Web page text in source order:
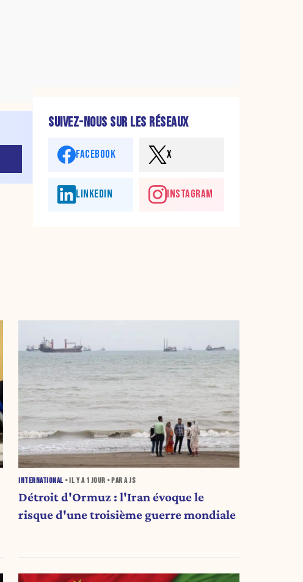
SUIVEZ-NOUS SUR LES RÉSEAUX
FACEBOOK X
LINKEDIN INSTAGRAM
INTERNATIONAL • IL Y A 1 JOUR • PAR A JS
Détroit d'Ormuz : l'Iran évoque le
risque d'une troisième guerre mondiale